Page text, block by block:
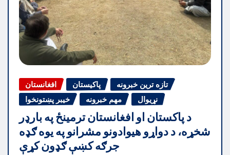
افغانستان پاکیستان
تازه ترین خبرونه
خیبر پښتونخوا
مهم خبرونه نړیوال
د پاکستان او افغانستان ترمینځ په بارډر
شخړه، د دواړو هیوادونو مشرانو په یوه ګډه
جرګه کښې ګډون کړې